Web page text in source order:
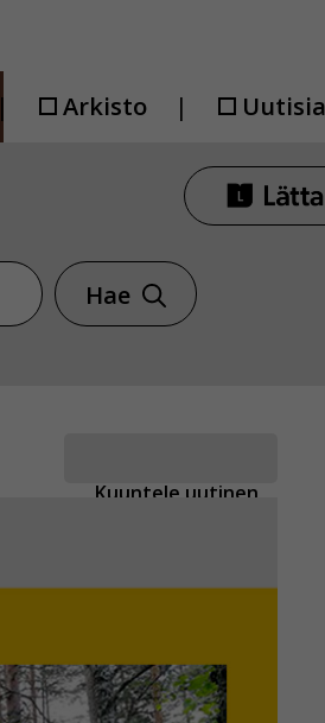
Arkisto
Hae
Kuuntele uutinen